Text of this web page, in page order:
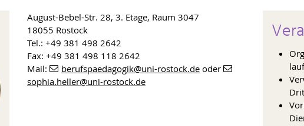
August-Bebel-Str. 28, 3. Etage, Raum 3047
18055 Rostock
Tel.: +49 381 498 2642
Fax: +49 381 498 118 2642
Mail:
berufspaedagogik@uni-rostock.de oder
sophia.heller@uni-rostock.de